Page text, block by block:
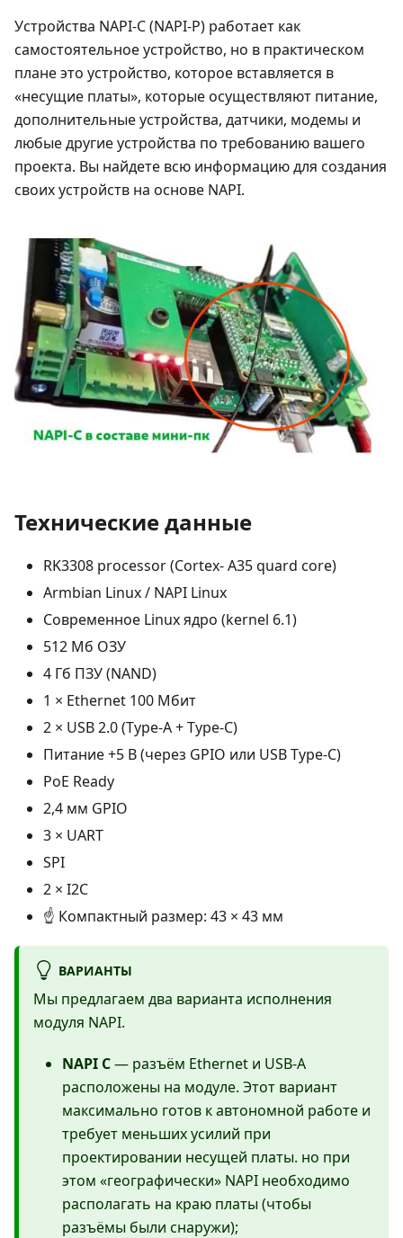
Устройства NAPI-C (NAPI-P) работает как
самостоятельное устройство, но в практическом
плане это устройство, которое вставляется в
«несущие платы», которые осуществляют питание,
дополнительные устройства, датчики, модемы и
любые другие устройства по требованию вашего
проекта. Вы найдете всю информацию для создания
своих устройств на основе NAPI.
Технические данные
RK3308 processor (Cortex- A35 quard core)
Armbian Linux / NAPI Linux
Современное Linux ядро (kernel 6.1)
512 Мб ОЗУ
4 Гб ПЗУ (NAND)
1 × Ethernet 100 Мбит
2 × USB 2.0 (Type-A + Type-C)
Питание +5 В (через GPIO или USB Type-C)
PoE Ready
2,4 мм GPIO
3 × UART
SPI
2 × I2C
☝ Компактный размер: 43 × 43 мм
ВАРИАНТЫ
Мы предлагаем два варианта исполнения
модуля NAPI.
NAPI C— разъём Ethernet и USB-A
расположены на модуле. Этот вариант
максимально готов к автономной работе и
требует меньших усилий при
проектировании несущей платы. но при
этом «географически» NAPI необходимо
располагать на краю платы (чтобы
разъёмы были снаружи);